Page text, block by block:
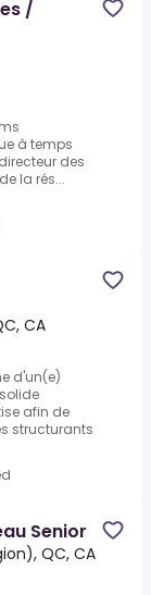
/
à temps
des
la rés...
CA
d'un(e)
afin de
structurants
Senior
QC, CA